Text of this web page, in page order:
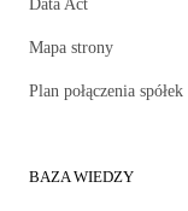
Data Act
Mapa strony
Plan połączenia spółek
BAZA WIEDZY